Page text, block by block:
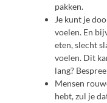
pakken.
Je kunt je
voelen. En
eten, slecht
voelen. Dit
lang?
Mensen
hebt, zul je